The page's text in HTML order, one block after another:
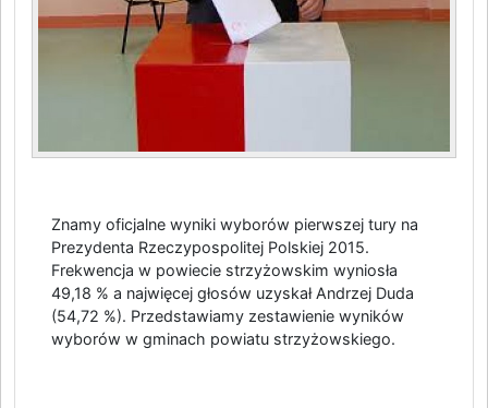
Znamy oficjalne wyniki wyborów pierwszej tury na
Prezydenta Rzeczypospolitej Polskiej 2015.
Frekwencja w powiecie strzyżowskim wyniosła
49,18 % a najwięcej głosów uzyskał Andrzej Duda
(54,72 %). Przedstawiamy zestawienie wyników
wyborów w gminach powiatu strzyżowskiego.